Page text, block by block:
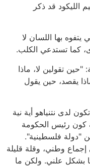
الليكود قد ذكر
يتفوه بها اللسان لا
كما تستدعي الكلب.
"حين تقولين لا، ماذا
يقصد، حين يقول
لدى نتنياهو أية نية
كون رئيس الحكومة
"دولة فلسطينية".
إجماع وطني، وقلة قليلة
بشكل علني. ولكن ما